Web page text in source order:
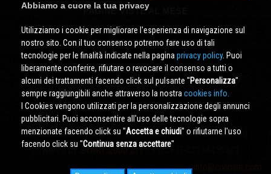
PAGINE VISTE AL MESE
Cividale.COMCopyright © 2000 - 2026 All Rights Reserved
powered by START 2000 s.r.l.- PI/CF IT-02134430301
Abbiamo a cuore la tua privacy
Utilizziamo i cookie per migliorare l'esperienza di navigazione sul
nostro sito. Con il tuo consenso potremo fare uso di tali
tecnologie per le finalità indicate nella pagina privacy policy. Puoi
liberamente conferire, rifiutare o revocare il consenso a tutti o
alcuni dei trattamenti facendo click sul pulsante ''Personalizza''
sempre raggiungibili anche attraverso la nostra cookies info.
I Cookies vengono utilizzati per la personalizzazione degli annunci
pubblicitari. Puoi acconsentire all'uso delle tecnologie sopra
menzionate facendo click su ''Accetta e chiudi'' o rifiutarne l'uso
facendo click su ''Continua senza accettare''